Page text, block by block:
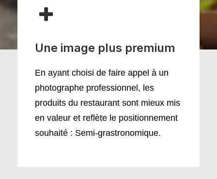
Une image plus premium
En ayant choisi de faire appel à un
photographe professionnel, les
produits du restaurant sont mieux mis
en valeur et reflète le positionnement
souhaité : Semi-grastronomique.